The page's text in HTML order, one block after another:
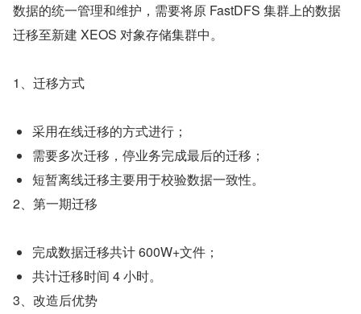
数据的统一管理和维护，需要将原 FastDFS 集群上的数据
迁移至新建 XEOS 对象存储集群中。
1、迁移方式
采用在线迁移的方式进行；
需要多次迁移，停业务完成最后的迁移；
短暂离线迁移主要用于校验数据一致性。
2、第一期迁移
完成数据迁移共计 600W+文件；
共计迁移时间 4 小时。
3、改造后优势